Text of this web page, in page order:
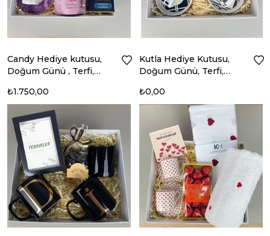
Candy Hediye kutusu,
Doğum Günü , Terfi,
₺1.750,00
Kutla Hediye Kutusu,
Doğum Günü, Terfi,
₺0,00